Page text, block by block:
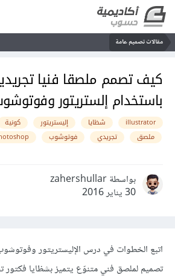
مقالات تصميم عامة
كيف تصمم ملصقا فنيا
باستخدام إلستريتور
illustrator شظايا إليستريتور كونية
ملصق
تجريدي فوتوشوب
بواسطة zahershullar
30 يناير 2016
اتبع الخطوات في درس الإليستريتور
تصميم لملصق فني متنوّع يتميز بشظايا فكتور